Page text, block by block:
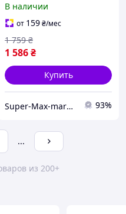
штук (Без сахара)
(79016367)
В наличии
от 159₴/мес
1 586₴
1 759 ₴
Купить
Super-Max-market 93%
...
из 200+